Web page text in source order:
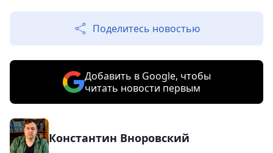
Поделитесь новостью
Добавить в Google, чтобы
читать новости первым
Константин Вноровский